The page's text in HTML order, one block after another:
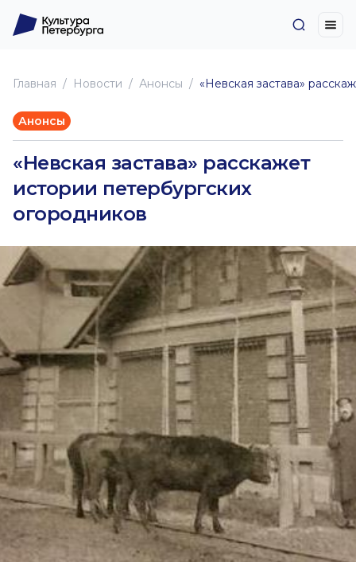
Главная Новоcти Анонсы «Невская застава»
Анонсы
«Невская застава» расскажет
истории петербургских
огородников